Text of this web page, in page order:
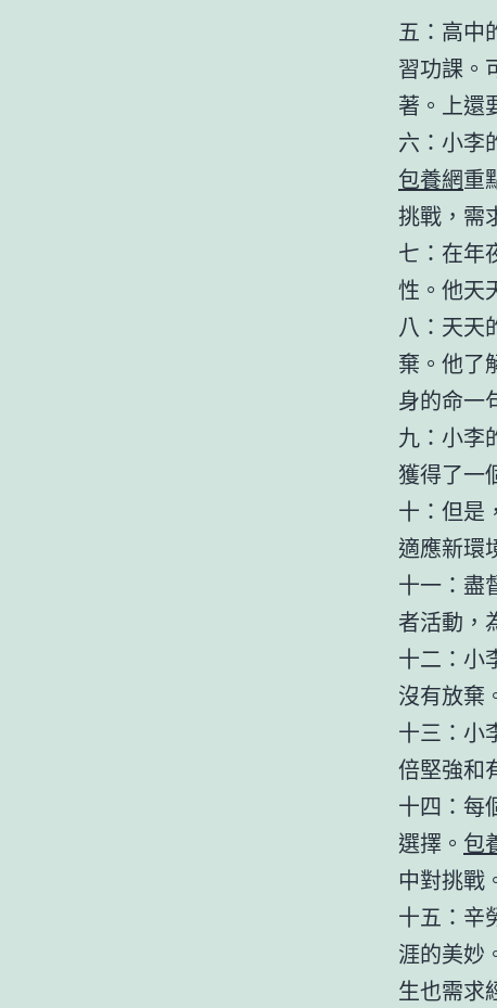
五：高中
習功課。
著。上還
六：小李
包養網重
挑戰，需
七：在年
性。他天
八：天天
棄。他了
身的命一
九：小李
獲得了一
十：但是
適應新環
十一：盡
者活動，
十二：小
沒有放棄
十三：小
倍堅強和
十四：每
選擇。 包
中對挑戰
十五：辛
涯的美妙
生也需求